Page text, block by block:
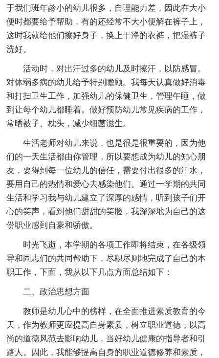
于我们班年龄小的幼儿很多，自理能力差，因此在大小
便时都要给予帮助，有的还经常不大小便解在裤子上，
这时我就给他们擦好身子，换上干净的衣裤，把湿裤子
洗好。
活动时，对出汗过多的幼儿及时擦汗，以防感冒。
对体弱多病的幼儿给予特别瞻顾。我每天认真做好消毒
和打扫卫生工作，加强幼儿的保健卫生，管理午睡，做
到让每个幼儿都睡着。做好预防幼儿常见疾病的工作，
常晒被子、枕头，减少细菌滋生。
生活老师对幼儿来说，也是很是很重要的，因为他
们的一天生活都由你管理，所以要想成为幼儿的知心朋
友，要得到每一位幼儿的信任，需要付出很多的汗水，
要用自己的热情和爱心去感染他们。通过一学期的共同
生活和学习我与幼儿建立了深厚的感情，听到孩子们开
心的笑声，看到他们甜甜的笑脸，我深深地为自己的这
份职业感到自豪和骄傲。
时光飞逝，本学期的各项工作即将结束，在各级领
导和同志们的共同帮助下，尽职尽则地完成了自己的本
职工作，下面，我从以下几点方面总结如下：
二、政治思想方面
教师是幼儿心中的榜样，在全面推进素质教育的今
天，作为教师更应提高自身素质，树立职业道德，以高
尚的道德风范去影响幼儿，当好幼儿健康的指导者和引
路人。因此，我能够提高自身的职业道德修养和素质，